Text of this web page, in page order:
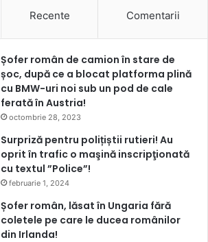
Recente Comentarii
Șofer român de camion în stare de
șoc, după ce a blocat platforma plină
cu BMW-uri noi sub un pod de cale
ferată în Austria!
octombrie 28, 2023
Surpriză pentru polițiștii rutieri! Au
oprit în trafic o maşină inscripţionată
cu textul ”Police”!
februarie 1, 2024
Șofer român, lăsat în Ungaria fără
coletele pe care le ducea românilor
din Irlanda!